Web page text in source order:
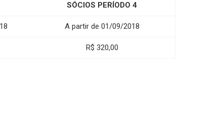
SÓCIOS PERÍODO 4
A partir de 01/09/2018
R$ 320,00